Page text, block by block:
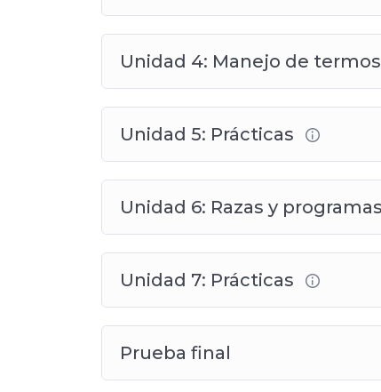
Unidad 4: Manejo de
Unidad 5: Prácticas
Unidad 6: Razas y
Unidad 7: Prácticas
Prueba final